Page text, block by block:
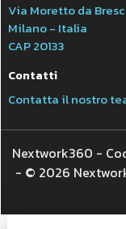
Via Moretto da
Milano - Italia
CAP 20133
Contatti
Contatta il nostro
Nextwork360 -
- © 2026